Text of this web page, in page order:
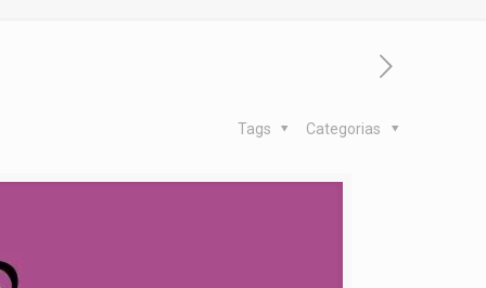
Categorias
Tags